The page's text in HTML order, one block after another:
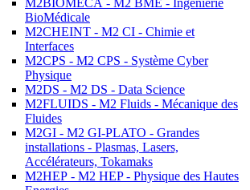
M2BIOMECA - M2 BME - Ingénierie
BioMédicale
M2CHEINT - M2 CI - Chimie et
Interfaces
M2CPS - M2 CPS - Système Cyber
Physique
M2DS - M2 DS - Data Science
M2FLUIDS - M2 Fluids - Mécanique des
Fluides
M2GI - M2 GI-PLATO - Grandes
installations - Plasmas, Lasers,
Accélérateurs, Tokamaks
M2HEP - M2 HEP - Physique des Hautes